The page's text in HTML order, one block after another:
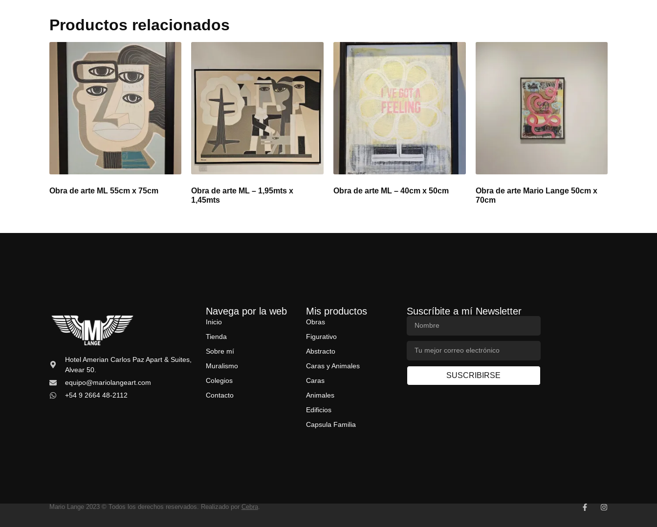
Productos relacionados
Obra de arte ML 55cm x 75cm
Obra de arte ML – 1,95mts x
1,45mts
Obra de arte ML – 40cm x 50cm
Obra de arte Mario Lange 50cm x
70cm
Hotel Amerian Carlos Paz Apart & Suites,
Alvear 50.
equipo@mariolangeart.com
+54 9 2664 48-2112
Navega por la web
Inicio
Tienda
Sobre mí
Muralismo
Colegios
Contacto
Mis productos
Obras
Figurativo
Abstracto
Caras y Animales
Caras
Animales
Edificios
Capsula Familia
Suscríbite a mí Newsletter
SUSCRIBIRSE
Mario Lange 2023 © Todos los derechos reservados. Realizado por Cebra